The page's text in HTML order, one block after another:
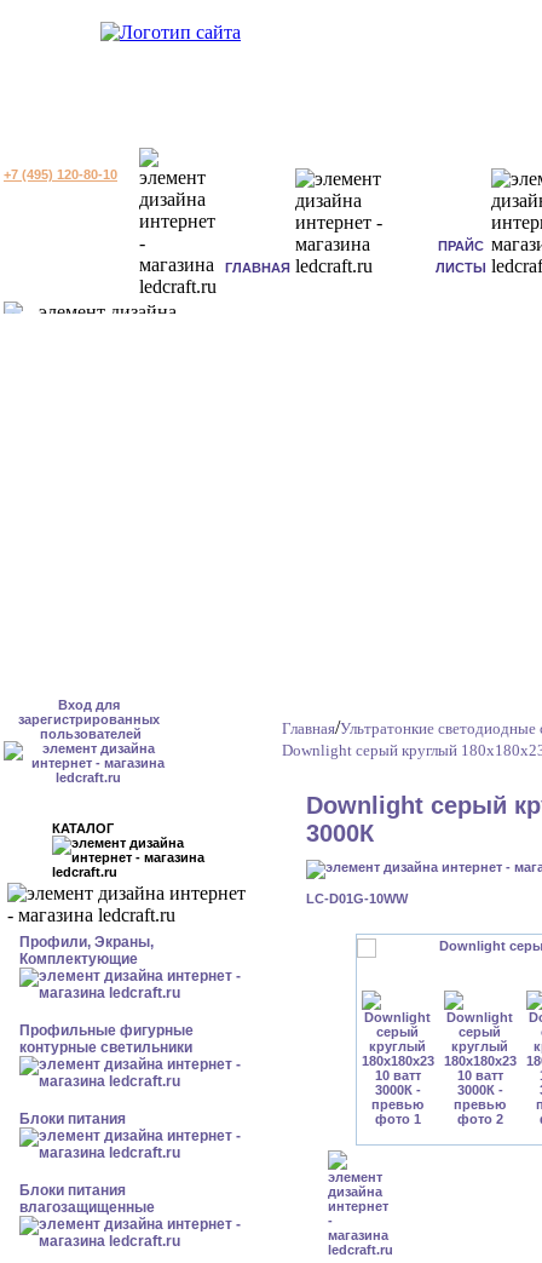
+7 (495) 120-80-10
ГЛАВНАЯ
ПРАЙС
ЛИСТЫ
Вход для
зарегистрированных
пользователей
КАТАЛОГ
Профили, Экраны,
Комплектующие
Профильные фигурные
контурные светильники
Блоки питания
Блоки питания
влагозащищенные
Главная/Ультратонкие светодиодные
Downlight серый круглый
Downlight серый
3000К
LC-D01G-10WW